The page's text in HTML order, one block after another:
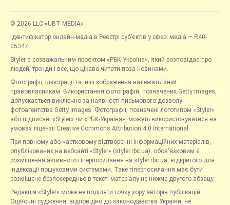
© 2026 LLC «UBT MEDIA»
Ідентифікатор онлайн-медіа в Реєстрі суб’єктів у сфері медіа — R40-
05347
Styler є розважальним проєктом «РБК-Україна», який розповідає про
людей, тренди і все, що цікаво читати поза новинами.
Фотографії, ілюстрації та інші зображення належать їхнім
правовласникам. Використання фотографій, позначених Getty Images,
допускається виключно за наявності письмового дозволу
фотоагентства Getty Images. Фотографії, позначені логотипом «Styler»
або підписані «Styler» чи «РБК-Україна», можуть використовуватися на
умовах ліцензії Creative Commons Attribution 4.0 International.
При повному або частковому відтворенні інформаційних матеріалів,
опублікованих на вебсайті «Styler» (styler.rbc.ua), обов'язковим є
розміщення активного гіперпосилання на styler.rbc.ua, відкритого для
індексації пошуковими системами. Таке гіперпосилання має бути
розміщене безпосередньо в тексті матеріалу не нижче другого абзацу.
Редакція «Styler» може не поділяти точку зору авторів публікацій.
Оціночні судження, відповідно до законодавства України, не